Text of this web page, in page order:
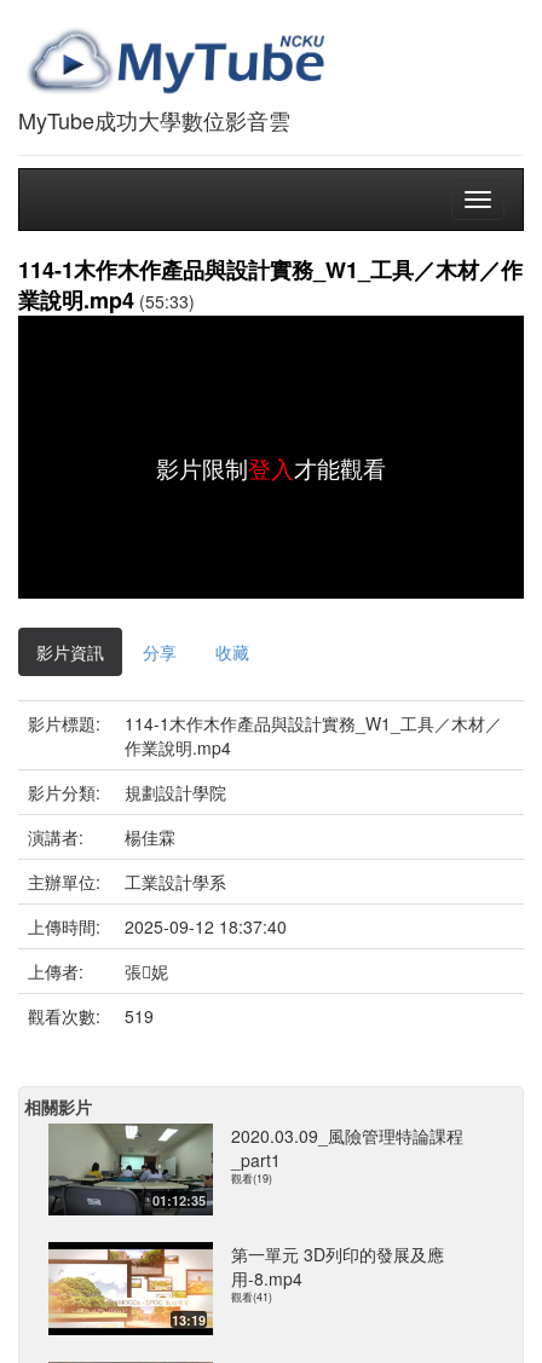
MyTube成功大學數位影音雲
Toggle
114-1木作木作產品與設計實務_W1_工具／木材／作
業說明.mp4 (55:33)
影片限制登入才能觀看
影片資訊 分享 收藏
影片標題:
114-1木作木作產品與設計實務_W1_工具／木材／
作業說明.mp4
影片分類:
規劃設計學院
演講者:
楊佳霖
主辦單位:
工業設計學系
上傳時間:
2025-09-12 18:37:40
上傳者:
張妮
觀看次數:
519
相關影片
01:12:35
2020.03.09_風險管理特論課程
_part1
觀看(19)
13:19
第一單元 3D列印的發展及應
用-8.mp4
觀看(41)